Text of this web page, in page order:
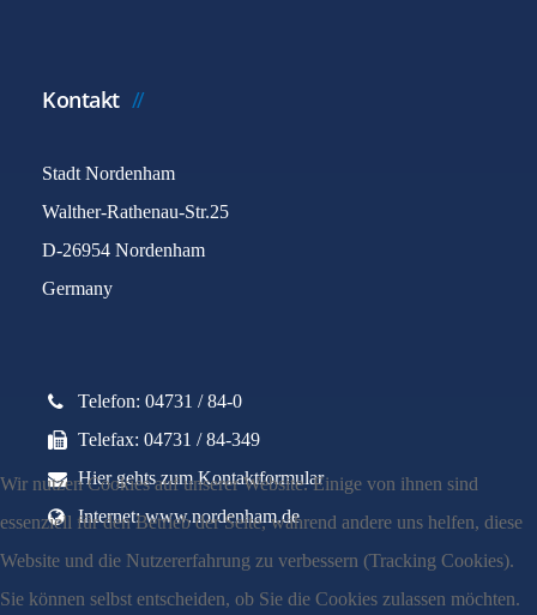
Kontakt
Stadt Nordenham
Walther-Rathenau-Str.25
D-26954 Nordenham
Germany
Telefon: 04731 / 84-0
Telefax: 04731 / 84-349
Hier gehts zum Kontaktformular
Internet: www.nordenham.de
Wir nutzen Cookies auf unserer Website. Einige von ihnen sind
essenziell für den Betrieb der Seite, während andere uns helfen, diese
Website und die Nutzererfahrung zu verbessern (Tracking Cookies).
Sie können selbst entscheiden, ob Sie die Cookies zulassen möchten.